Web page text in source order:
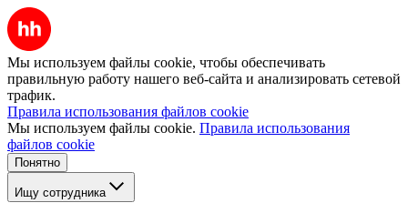
Мы используем файлы cookie, чтобы обеспечивать
правильную работу нашего веб-сайта и анализировать сетевой
трафик.
Правила использования файлов cookie
Мы используем файлы cookie. Правила использования
файлов cookie
Понятно
Ищу сотрудника